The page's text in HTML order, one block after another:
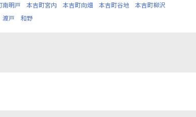
南明戸 本吉町宮内 本吉町向畑 本吉町谷地
本吉町柳沢
渡戸 和野